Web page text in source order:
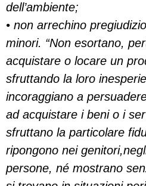
dell’ambiente;
• non arrechino
minori. “Non esortano,
acquistare o locare un
sfruttando la loro
incoraggiano a
ad acquistare i beni o i
sfruttano la particolare
ripongono nei
persone, né mostrano